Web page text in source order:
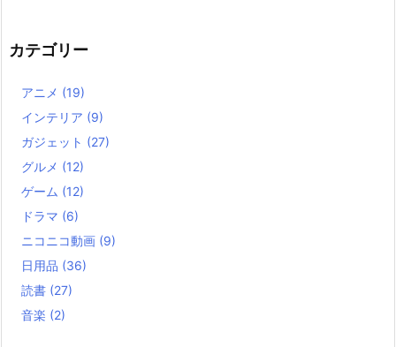
カテゴリー
アニメ (19)
インテリア (9)
ガジェット (27)
グルメ (12)
ゲーム (12)
ドラマ (6)
ニコニコ動画 (9)
日用品 (36)
読書 (27)
音楽 (2)